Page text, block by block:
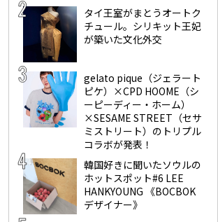
タイ王室がまとうオートク
チュール。シリキット王妃
が築いた文化外交
gelato pique（ジェラート
ピケ）×CPD HOOME（シ
ーピーディー・ホーム）
×SESAME STREET（セサ
ミストリート）のトリプル
コラボが発表！
韓国好きに聞いたソウルの
ホットスポット#6 LEE
HANKYOUNG 《BOCBOK
デザイナー》